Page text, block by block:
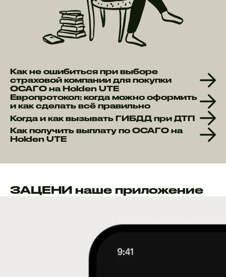
Как не ошибиться при выборе
страховой компании для покупки
ОСАГО на Holden UTE
Европротокол: когда можно оформить
и как сделать всё правильно
Когда и как вызывать ГИБДД при ДТП
Как получить выплату по ОСАГО на
Holden UTE
ЗАЦЕНИ наше приложение